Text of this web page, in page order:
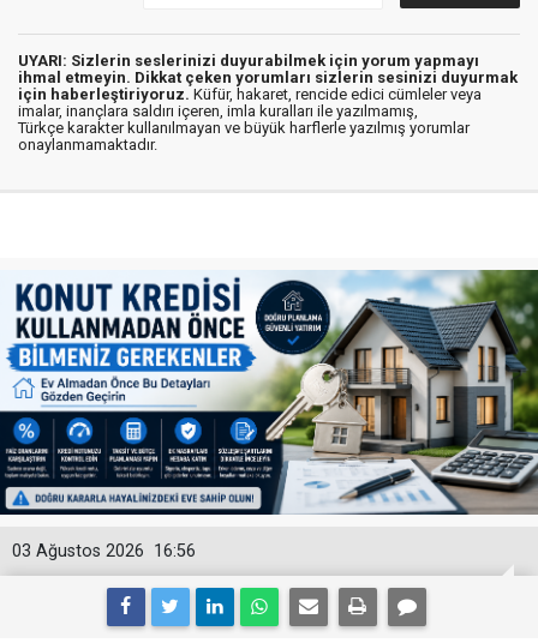
UYARI: Sizlerin seslerinizi duyurabilmek için yorum yapmayı
ihmal etmeyin. Dikkat çeken yorumları sizlerin sesinizi duyurmak
için haberleştiriyoruz. Küfür, hakaret, rencide edici cümleler veya
imalar, inançlara saldırı içeren, imla kuralları ile yazılmamış,
Türkçe karakter kullanılmayan ve büyük harflerle yazılmış yorumlar
onaylanmamaktadır.
16:56
03 Ağustos 2026